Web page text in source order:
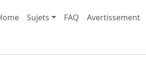
Sujets FAQ Avertissement